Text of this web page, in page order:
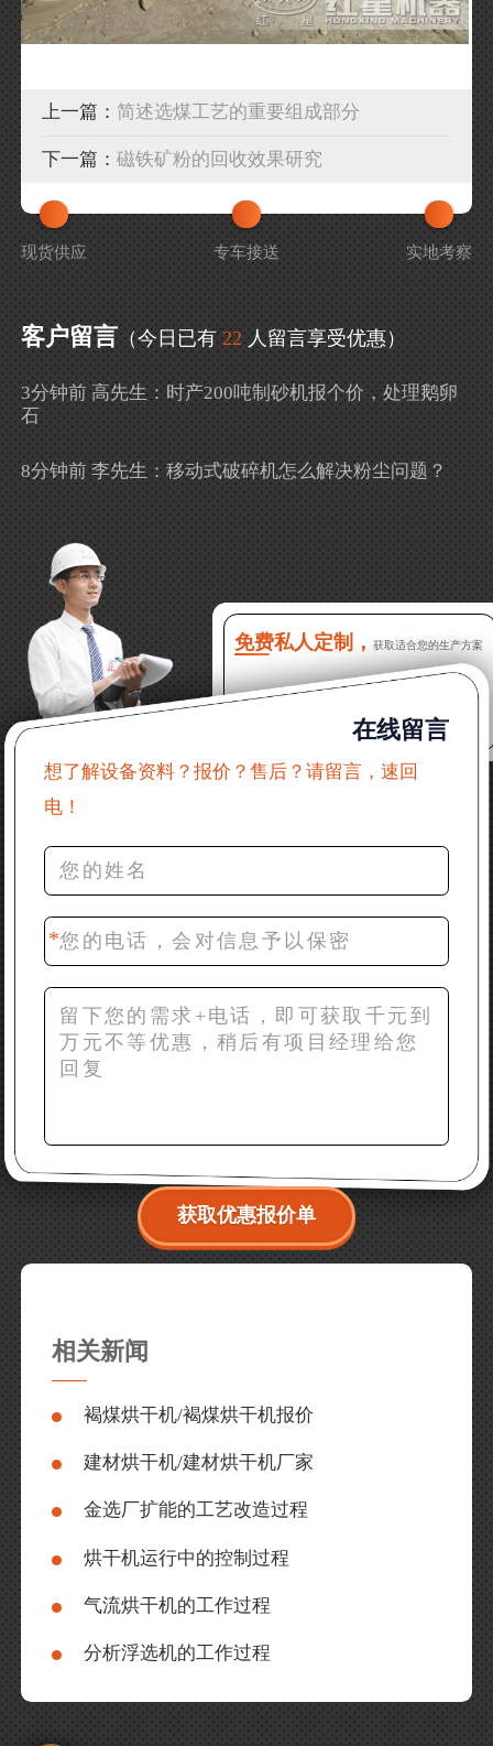
上一篇： 简述选煤工艺的重要组成部分
下一篇：磁铁矿粉的回收效果研究
现货供应 专车接送 实地考察
客户留言 （今日已有 22 人留言享受优惠）
3分钟前 高先生：时产200吨制砂机报个价，处理鹅卵
石
8分钟前 李先生：移动式破碎机怎么解决粉尘问题？
吗？
16分钟前 程先生：破碎生产线出个方案及报价，有什
么售后服务？
22分钟前 郑女士：想了解时产500吨锤破，加工石灰石
31分钟前 吴先生：成套石头破碎设备有吗？给个详细
产品资料
36分钟前 罗先生：每小时100吨左右的鄂破和反击破，
42分钟前 梁先生：膨润土磨到200目，用什么磨粉设
备？
免费私人定制， 获取适合您的生产方案
在线留言
想了解设备资料？报价？售后？请留言，速回
电！
获取优惠报价单
相关新闻
褐煤烘干机/褐煤烘干机报价
建材烘干机/建材烘干机厂家
金选厂扩能的工艺改造过程
烘干机运行中的控制过程
气流烘干机的工作过程
分析浮选机的工作过程